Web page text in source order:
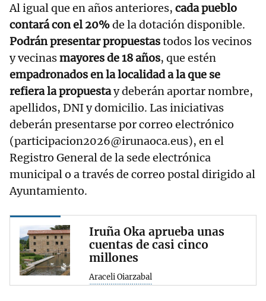
Al igual que en años anteriores, cada pueblo
contará con el 20%de la dotación disponible.
Podrán presentar propuestastodos los vecinos
y vecinasmayores de 18 años, que estén
empadronados en la localidad a la que se
refiera la propuestay deberán aportar nombre,
apellidos, DNI y domicilio. Las iniciativas
deberán presentarse por correo electrónico
(participacion2026@irunaoca.eus), en el
Registro General de la sede electrónica
municipal o a través de correo postal dirigido al
Ayuntamiento.
Iruña Oka aprueba unas
cuentas de casi cinco
millones
Araceli Oiarzabal